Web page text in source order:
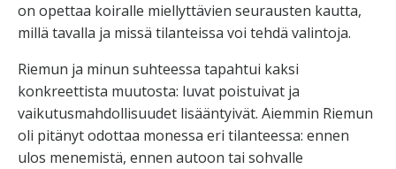
on opettaa koiralle miellyttävien seurausten kautta,
millä tavalla ja missä tilanteissa voi tehdä valintoja.
Riemun ja minun suhteessa tapahtui kaksi
konkreettista muutosta: luvat poistuivat ja
vaikutusmahdollisuudet lisääntyivät. Aiemmin Riemun
oli pitänyt odottaa monessa eri tilanteessa: ennen
ulos menemistä, ennen autoon tai sohvalle